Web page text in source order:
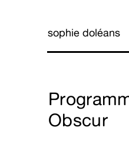
sophie doléans
Obscur